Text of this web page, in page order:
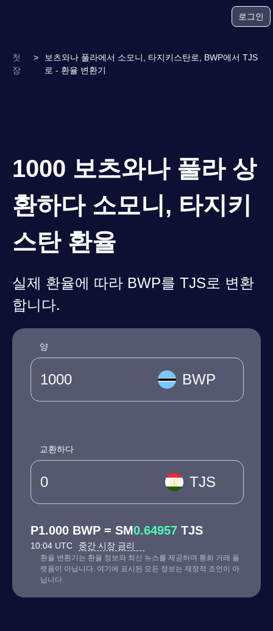
로그인
첫
장
>
보츠와나 풀라에서 소모니, 타지키스탄로, BWP에서 TJS
로 - 환율 변환기
1000 보츠와나 풀라 상
환하다 소모니, 타지키
스탄 환율
실제 환율에 따라 BWP를 TJS로 변환
합니다.
양
BWP
교환하다
TJS
P1.000 BWP = SM0.64957 TJS
10:04 UTC 중간 시장 금리
환율 변환기는 환율 정보와 최신 뉴스를 제공하며 통화 거래 플
랫폼이 아닙니다. 여기에 표시된 모든 정보는 재정적 조언이 아
닙니다.